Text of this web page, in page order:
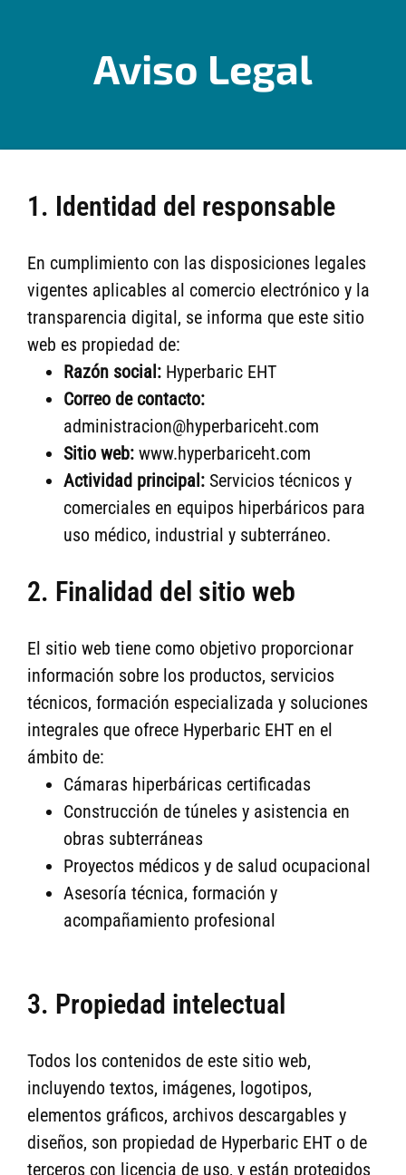
Aviso Legal
1. Identidad del responsable
En cumplimiento con las disposiciones legales
vigentes aplicables al comercio electrónico y la
transparencia digital, se informa que este sitio
web es propiedad de:
Razón social: Hyperbaric EHT
Correo de contacto:
administracion@hyperbariceht.com
Sitio web: www.hyperbariceht.com
Actividad principal: Servicios técnicos y
comerciales en equipos hiperbáricos para
uso médico, industrial y subterráneo.
2. Finalidad del sitio web
El sitio web tiene como objetivo proporcionar
información sobre los productos, servicios
técnicos, formación especializada y soluciones
integrales que ofrece Hyperbaric EHT en el
ámbito de:
Cámaras hiperbáricas certificadas
Construcción de túneles y asistencia en
obras subterráneas
Proyectos médicos y de salud ocupacional
Asesoría técnica, formación y
acompañamiento profesional
3. Propiedad intelectual
Todos los contenidos de este sitio web,
incluyendo textos, imágenes, logotipos,
elementos gráficos, archivos descargables y
diseños, son propiedad de Hyperbaric EHT o de
terceros con licencia de uso, y están protegidos